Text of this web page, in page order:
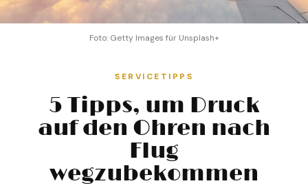
Foto: Getty Images für Unsplash+
SERVICETIPPS
5 Tipps, um Druck
auf den Ohren nach
Flug
wegzubekommen